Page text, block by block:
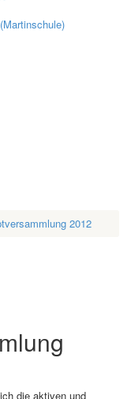
2012
die aktiven und